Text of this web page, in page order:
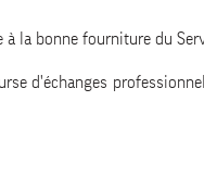
à la bonne fourniture du
d'échanges